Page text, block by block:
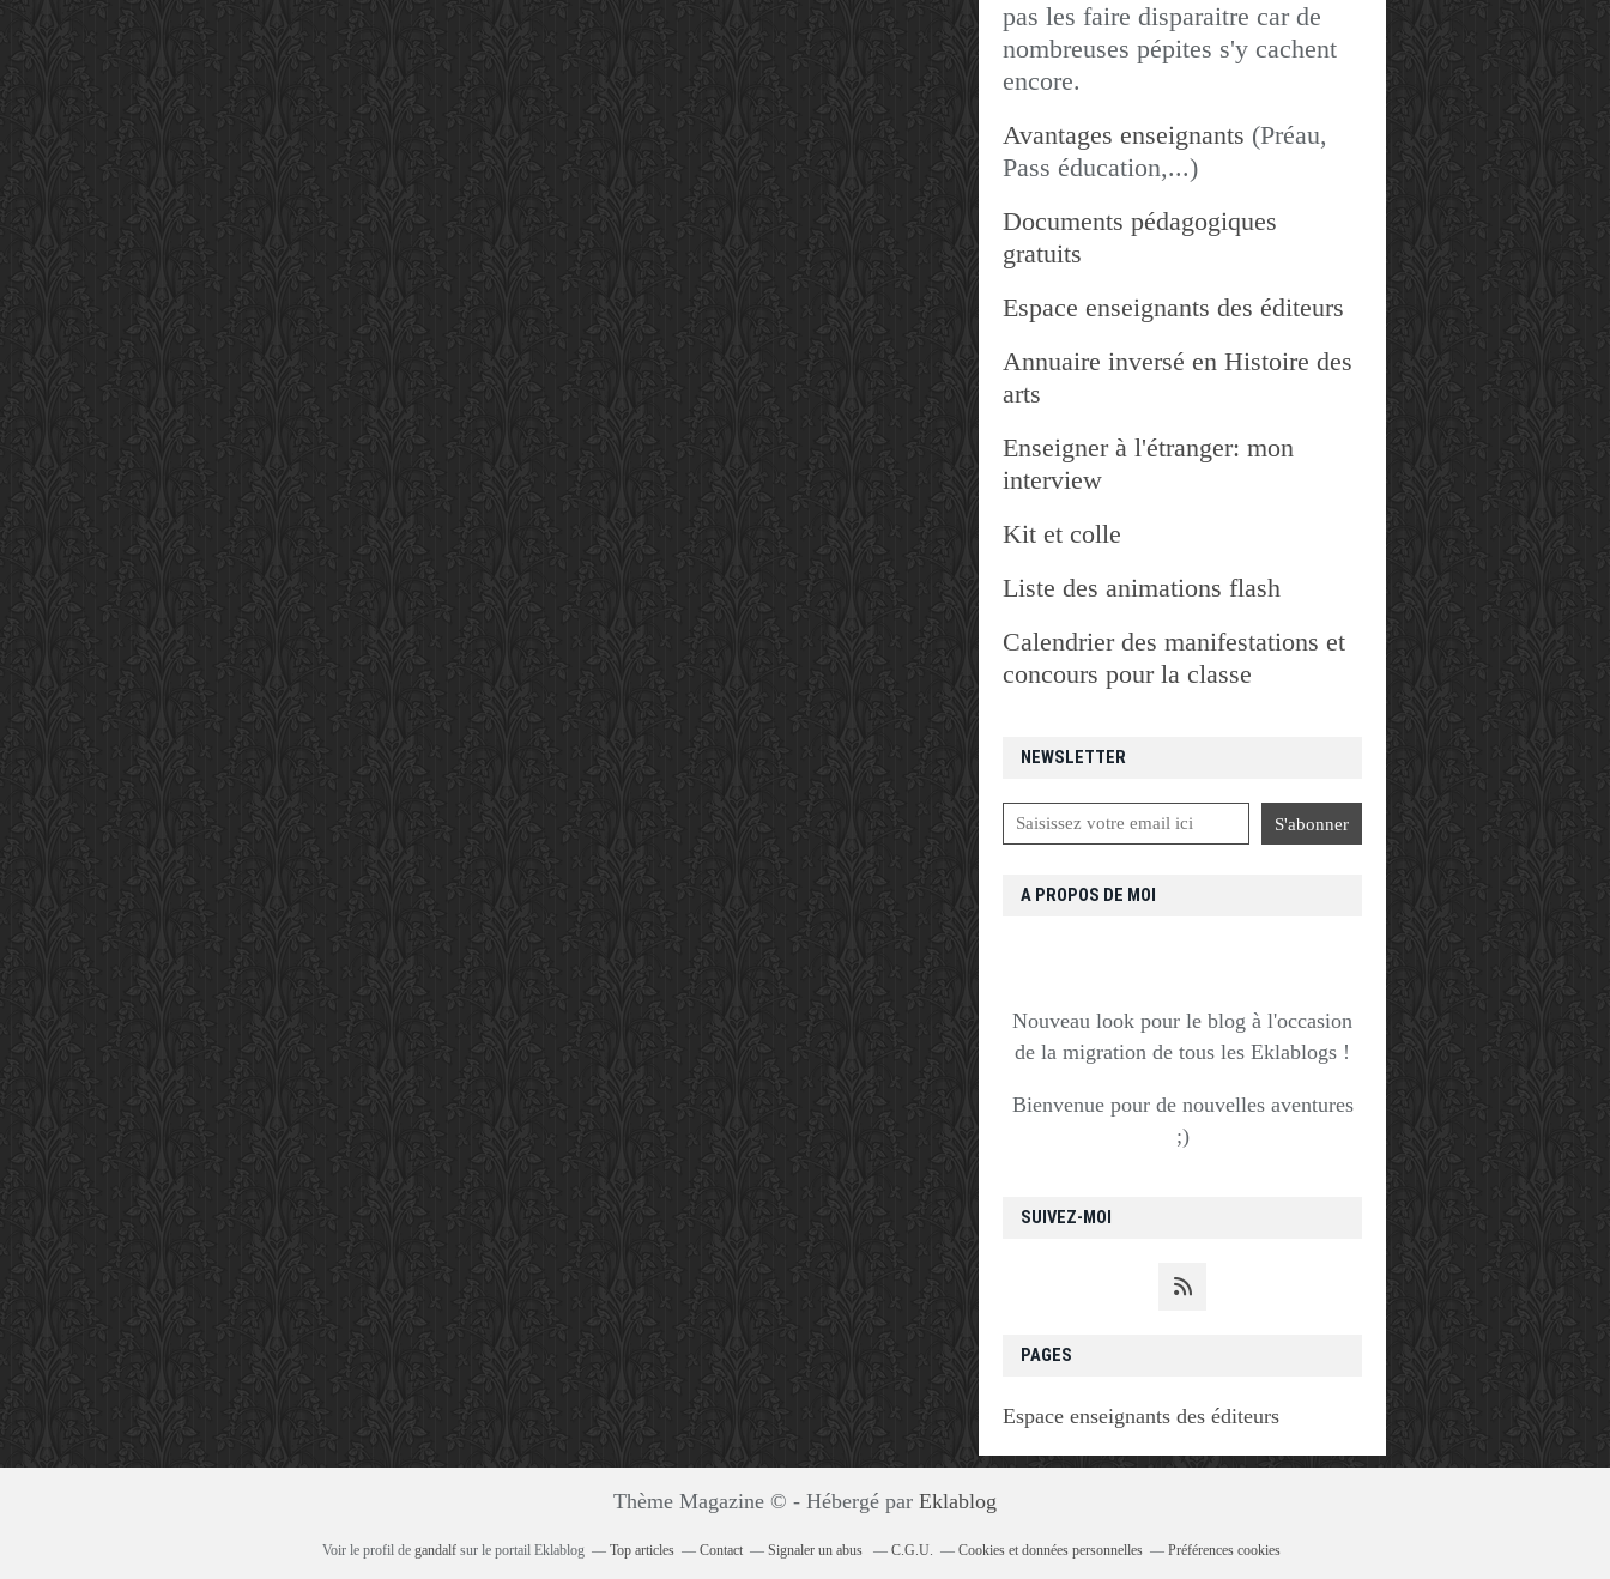
NEWSLETTER
SUIVEZ-MOI
PAGES
Espace enseignants des éditeurs
pas les faire disparaitre car de
nombreuses pépites s'y cachent
encore.
Avantages enseignants (Préau,
Pass éducation,...)
Documents pédagogiques
gratuits
Espace enseignants des éditeurs
Annuaire inversé en Histoire des
arts
Enseigner à l'étranger: mon
interview
Kit et colle
Liste des animations flash
Calendrier des manifestations et
concours pour la classe
A PROPOS DE MOI
Nouveau look pour le blog à l'occasion
de la migration de tous les Eklablogs !
Bienvenue pour de nouvelles aventures
;)
Thème Magazine © - Hébergé par Eklablog
Voir le profil de gandalf sur le portail Eklablog Top articles Contact Signaler un abus C.G.U. Cookies et données personnelles Préférences cookies